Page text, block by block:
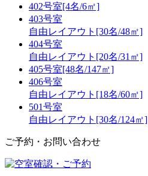
402号室[4名/6㎡]
403号室
自由レイアウト[30名/48㎡]
404号室
自由レイアウト[20名/31㎡]
405号室[48名/147㎡]
406号室
自由レイアウト[18名/60㎡]
501号室
自由レイアウト[30名/124㎡]
ご予約・お問い合わせ